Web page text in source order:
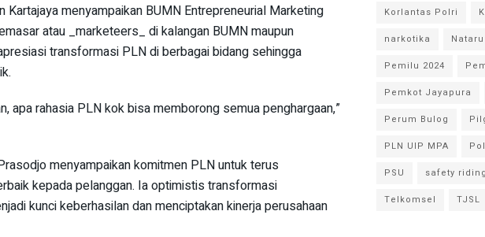
menyampaikan BUMN Entrepreneurial Marketing
atau _marketeers_ di kalangan BUMN maupun
transformasi PLN di berbagai bidang sehingga
apa rahasia PLN kok bisa memborong semua penghargaan,”
menyampaikan komitmen PLN untuk terus
kepada pelanggan. Ia optimistis transformasi
kunci keberhasilan dan menciptakan kinerja perusahaan
Korlantas Polri
narkotika
Nataru
Pemilu 2024
Pemkot Jayapura
Perum Bulog
PLN UIP MPA
PSU
safety riding
Telkomsel
TJSL